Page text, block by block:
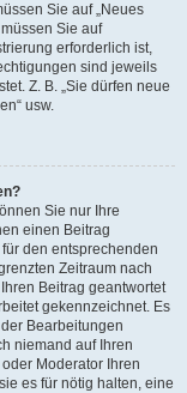
Sie auf „Neues
Sie auf
erforderlich ist,
sind jeweils
Z. B. „Sie dürfen neue
usw.
Sie nur Ihre
einen Beitrag
den entsprechenden
Zeitraum nach
Beitrag geantwortet
gekennzeichnet. Es
Bearbeitungen
niemand auf Ihren
Moderator Ihren
es für nötig halten, eine